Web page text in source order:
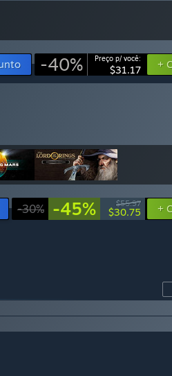
-40% Preço p/ você:
$31.17 +
-30% -45% $55.97
$30.75 +